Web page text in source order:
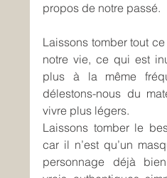
propos de notre passé.
Laissons tomber tout
notre vie, ce qui est
plus à la même
délestons-nous du
vivre plus légers.
Laissons tomber le
car il n’est qu’un
personnage déjà